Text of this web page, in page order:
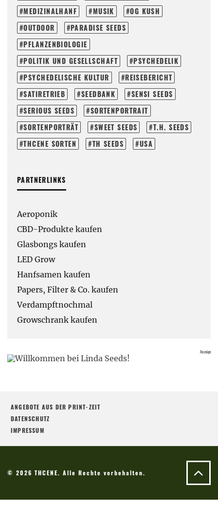
MEDIZINALHANF
MUSIK
OG KUSH
OUTDOOR
PARADISE SEEDS
PFLANZENBIOLOGIE
POLITIK UND GESELLSCHAFT
PSYCHEDELIK
PSYCHEDELISCHE KULTUR
REISEBERICHT
SATIRETRIEB
SEEDBANK
SENSI SEEDS
SERIOUS SEEDS
SORTENPORTRAIT
SORTENPORTRÄT
SWEET SEEDS
T.H. SEEDS
THCENE SORTEN
TH SEEDS USA
PARTNERLINKS
Aeroponik
CBD-Produkte kaufen
Glasbongs kaufen
LED Grow
Hanfsamen kaufen
Papers, Filter & Co. kaufen
Verdampftnochmal
Growschrank kaufen
ANGEBOTE AUS DER PRINT-ZEIT
DATENSCHUTZ
IMPRESSUM
© 2026 THCENE. Alle Rechte vorbehalten.